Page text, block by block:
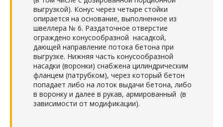
выгрузкой). Конус через четыре стойки
опирается на основание, выполненное из
швеллера № 6. Раздаточное отверстие
ограждено конусообразной насадкой,
дающей направление потока бетона при
выгрузке. Нижняя часть конусообразной
насадки (воронки) снабжена цилиндрическим
фланцем (патрубком), через который бетон
попадает либо на лоток выдачи бетона, либо
в воронку и далее в рукав, армированный (в
зависимости от модификации).